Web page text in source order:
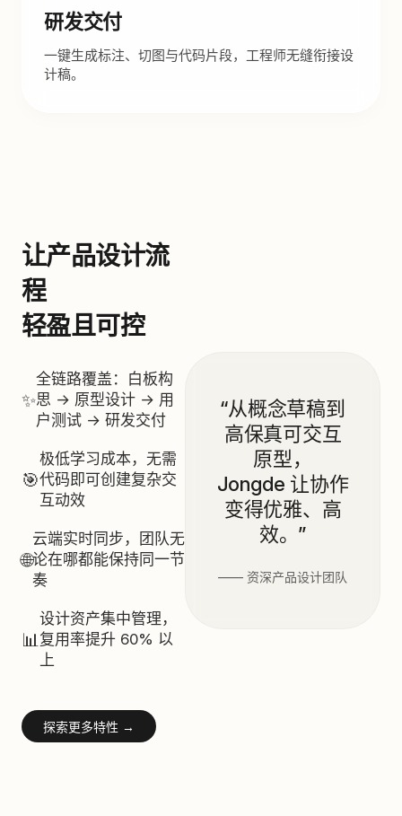
研发交付
一键生成标注、切图与代码片段，工程师无缝衔接设
计稿。
让产品设计流
程
轻盈且可控
✨
全链路覆盖：白板构
思 → 原型设计 → 用
户测试 → 研发交付
🎯
极低学习成本，无需
代码即可创建复杂交
互动效
🌐
云端实时同步，团队无
论在哪都能保持同一节
奏
📊
设计资产集中管理，
复用率提升 60% 以
上
探索更多特性 →
“从概念草稿到
高保真可交互
原型，
Jongde 让协作
变得优雅、高
效。”
—— 资深产品设计团队